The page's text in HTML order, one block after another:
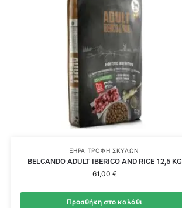
ΞΗΡΆ ΤΡΟΦΉ ΣΚΎΛΩΝ
BELCANDO ADULT IBERICO AND RICE 12,5 KG
61,00 €
Προσθήκη στο καλάθι